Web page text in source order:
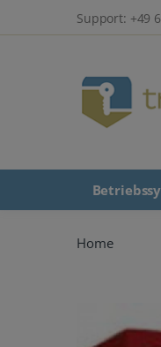
Support: +49
Home